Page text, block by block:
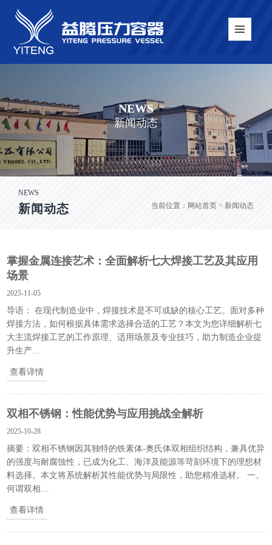
NEWS
新闻动态
NEWS
新闻动态 当前位置： 网站首页> 新闻动态
掌握金属连接艺术：全面解析七大焊接工艺及其应用
场景
2025-11-05
导语： 在现代制造业中，焊接技术是不可或缺的核心工艺。面对多种
焊接方法，如何根据具体需求选择合适的工艺？本文为您详细解析七
大主流焊接工艺的工作原理、适用场景及专业技巧，助力制造企业提
升生产…
查看详情
双相不锈钢：性能优势与应用挑战全解析
2025-10-28
摘要：双相不锈钢因其独特的铁素体-奥氏体双相组织结构，兼具优异
的强度与耐腐蚀性，已成为化工、海洋及能源等苛刻环境下的理想材
料选择。本文将系统解析其性能优势与局限性，助您精准选材。 一、
何谓双相…
查看详情